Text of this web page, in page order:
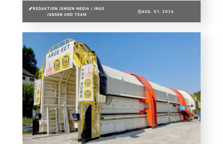
REDAKTION JENSEN MEDIA | INGO
JENSEN UND TEAM
AUG. 07, 2026